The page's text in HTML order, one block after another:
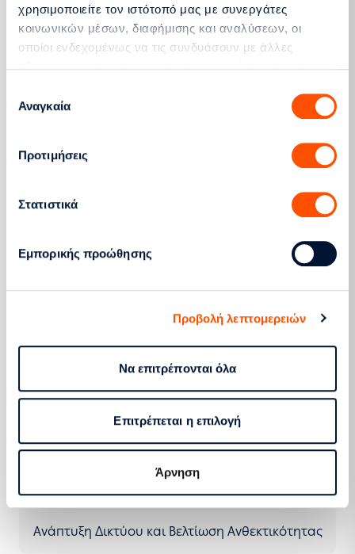
χρησιμοποιείτε τον ιστότοπό μας με συνεργάτες
κοινωνικών μέσων, διαφήμισης και αναλύσεων, οι
οποίοι ενδεχομένως να τις συνδυάσουν με άλλες
των υπηρεσιών τους.
συγκατάθεσης
Αναγκαία
Προτιμήσεις
Στατιστικά
Εμπορικής προώθησης
Προβολή λεπτομερειών
Να επιτρέπονται όλα
Επιτρέπεται η επιλογή
Άρνηση
Εξυπηρέτηση Πελατών και Υποστήριξη
Λειτουργίας Αγοράς
Ανάπτυξη Δικτύου και Βελτίωση Ανθεκτικότητας